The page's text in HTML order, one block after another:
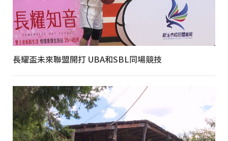
長耀盃未來聯盟開打 UBA和SBL同場競技